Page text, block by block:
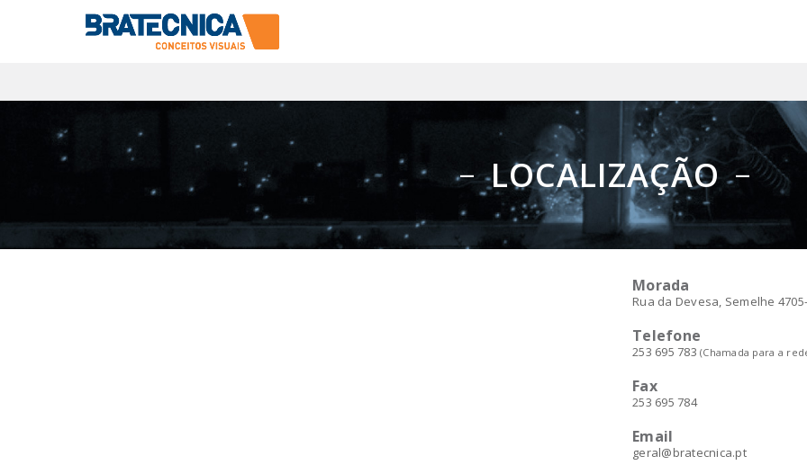
LOCALIZAÇÃO
Morada
Rua da Devesa, Semelhe
Telefone
253 695 783(Chamada para a
Fax
253 695 784
Email
geral@bratecnica.pt